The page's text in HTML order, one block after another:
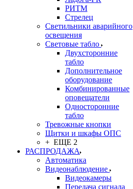
РИТМ
Стрелец
Светильники аварийного
освещения
Световые табло
Двухсторонние
табло
Дополнительное
оборудование
Комбинированные
оповещатели
Односторонние
табло
Тревожные кнопки
Щитки и шкафы ОПС
+ ЕЩЕ 2
РАСПРОДАЖА
Автоматика
Видеонаблюдение
Видеокамеры
Передача сигнала